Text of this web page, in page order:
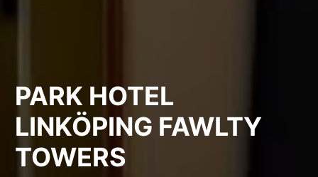
PARK HOTEL
LINKÖPING FAWLTY
TOWERS